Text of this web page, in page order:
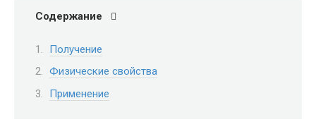
Содержание
Получение
Физические свойства
Применение